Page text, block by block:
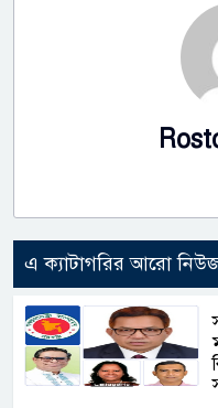
এ ক্যাটাগরির আরো